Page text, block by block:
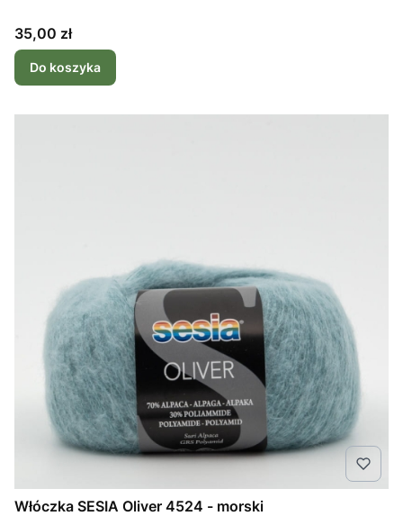
Cena
35,00 zł
Do koszyka
Włóczka SESIA Oliver 4524 - morski